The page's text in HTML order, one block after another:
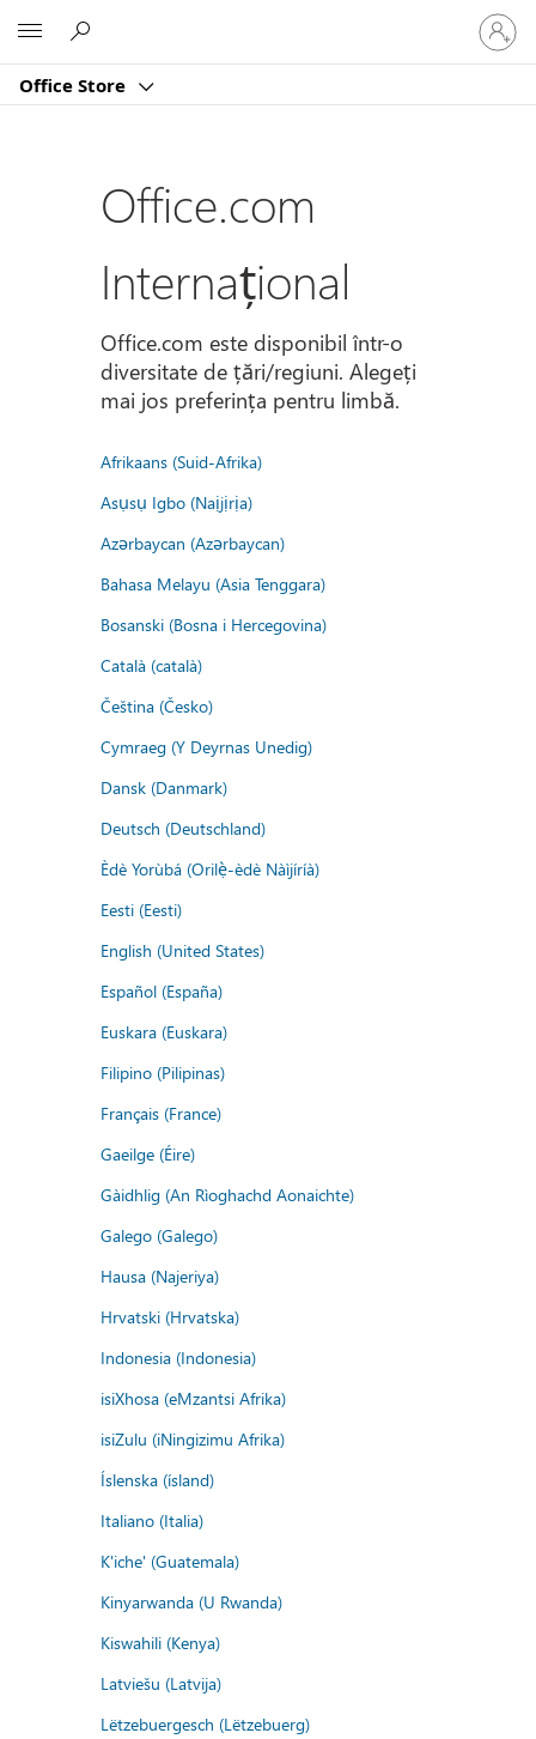
Office Store
vă
la
dvs.
Office.com
Internațional
Office.com este disponibil într-o
diversitate de țări/regiuni. Alegeți
mai jos preferința pentru limbă.
Afrikaans (Suid-Afrika)
Asụsụ Igbo (Naịjịrịa)
Azərbaycan (Azərbaycan)
Bahasa Melayu (Asia Tenggara)
Bosanski (Bosna i Hercegovina)
Català (català)
Čeština (Česko)
Cymraeg (Y Deyrnas Unedig)
Dansk (Danmark)
Deutsch (Deutschland)
Èdè Yorùbá (Orilẹ̀-èdè Nàìjíríà)
Eesti (Eesti)
English (United States)
Español (España)
Euskara (Euskara)
Filipino (Pilipinas)
Français (France)
Gaeilge (Éire)
Gàidhlig (An Rìoghachd Aonaichte)
Galego (Galego)
Hausa (Najeriya)
Hrvatski (Hrvatska)
Indonesia (Indonesia)
isiXhosa (eMzantsi Afrika)
isiZulu (iNingizimu Afrika)
Íslenska (ísland)
Italiano (Italia)
K'iche' (Guatemala)
Kinyarwanda (U Rwanda)
Kiswahili (Kenya)
Latviešu (Latvija)
Lëtzebuergesch (Lëtzebuerg)